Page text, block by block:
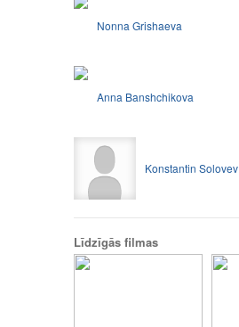
Nonna Grishaeva
Anna Banshchikova
Konstantin Solovev
Līdzīgās filmas